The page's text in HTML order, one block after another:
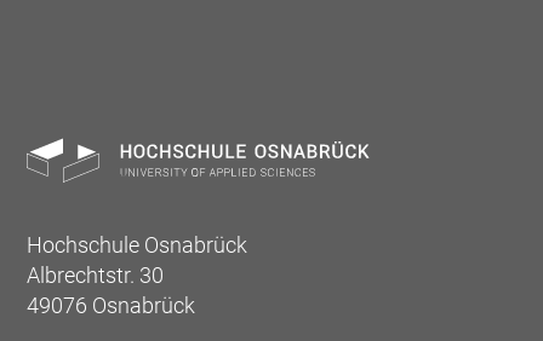
Hochschule Osnabrück
Albrechtstr. 30
49076 Osnabrück